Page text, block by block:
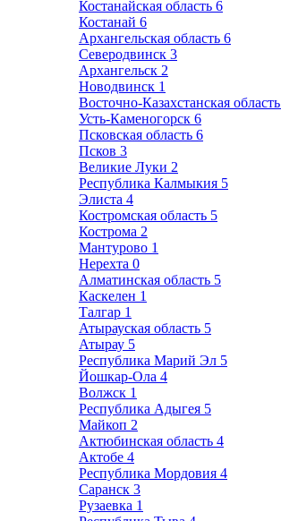
Костанайская область 6
Костанай 6
Архангельская область 6
Северодвинск 3
Архангельск 2
Новодвинск 1
Восточно-Казахстанская область
Усть-Каменогорск 6
Псковская область 6
Псков 3
Великие Луки 2
Республика Калмыкия 5
Элиста 4
Костромская область 5
Кострома 2
Мантурово 1
Нерехта 0
Алматинская область 5
Каскелен 1
Талгар 1
Атырауская область 5
Атырау 5
Республика Марий Эл 5
Йошкар-Ола 4
Волжск 1
Республика Адыгея 5
Майкоп 2
Актюбинская область 4
Актобе 4
Республика Мордовия 4
Саранск 3
Рузаевка 1